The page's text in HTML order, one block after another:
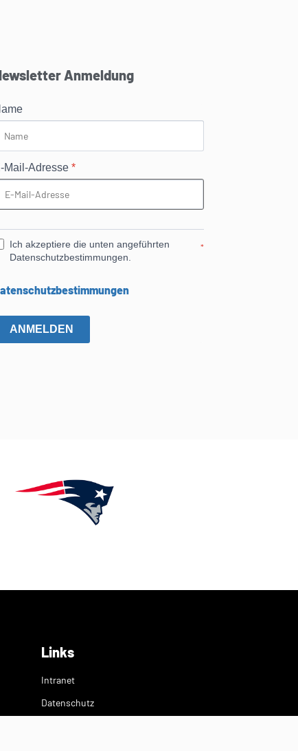
Anmeldung
Mail-Adresse*
Ich akzeptiere die unten angeführten
Datenschutzbestimmungen.
*
ANMELDEN
Links
Intranet
Datenschutz